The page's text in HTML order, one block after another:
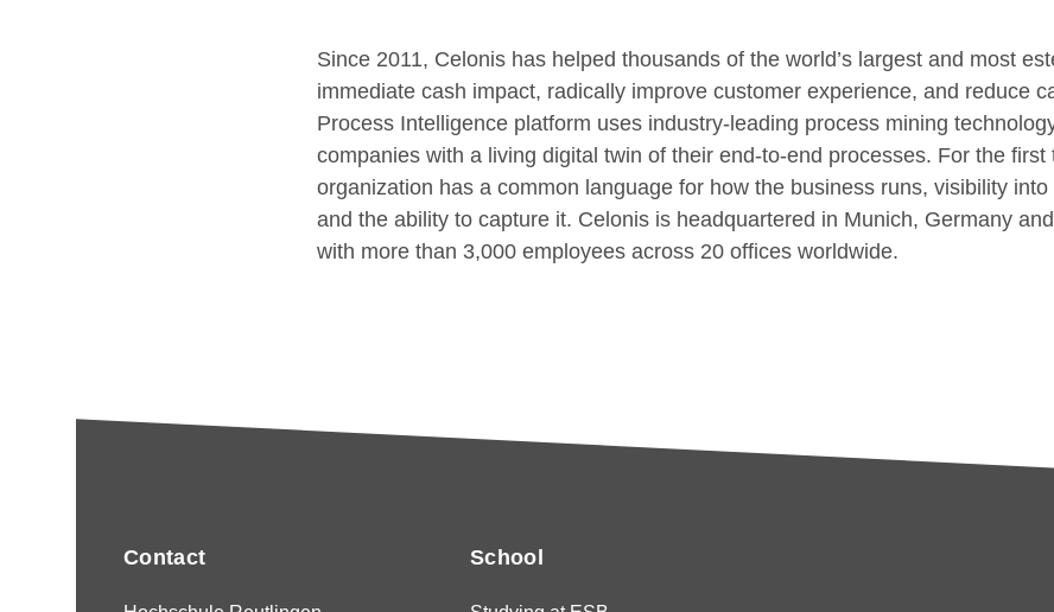
Since 2011, Celonis has helped thousands of the world’s largest and most
immediate cash impact, radically improve customer experience, and reduce
Process Intelligence platform uses industry-leading process mining
companies with a living digital twin of their end-to-end processes. For the first
organization has a common language for how the business runs, visibility
and the ability to capture it. Celonis is headquartered in Munich, Germany
with more than 3,000 employees across 20 offices worldwide.
Contact School